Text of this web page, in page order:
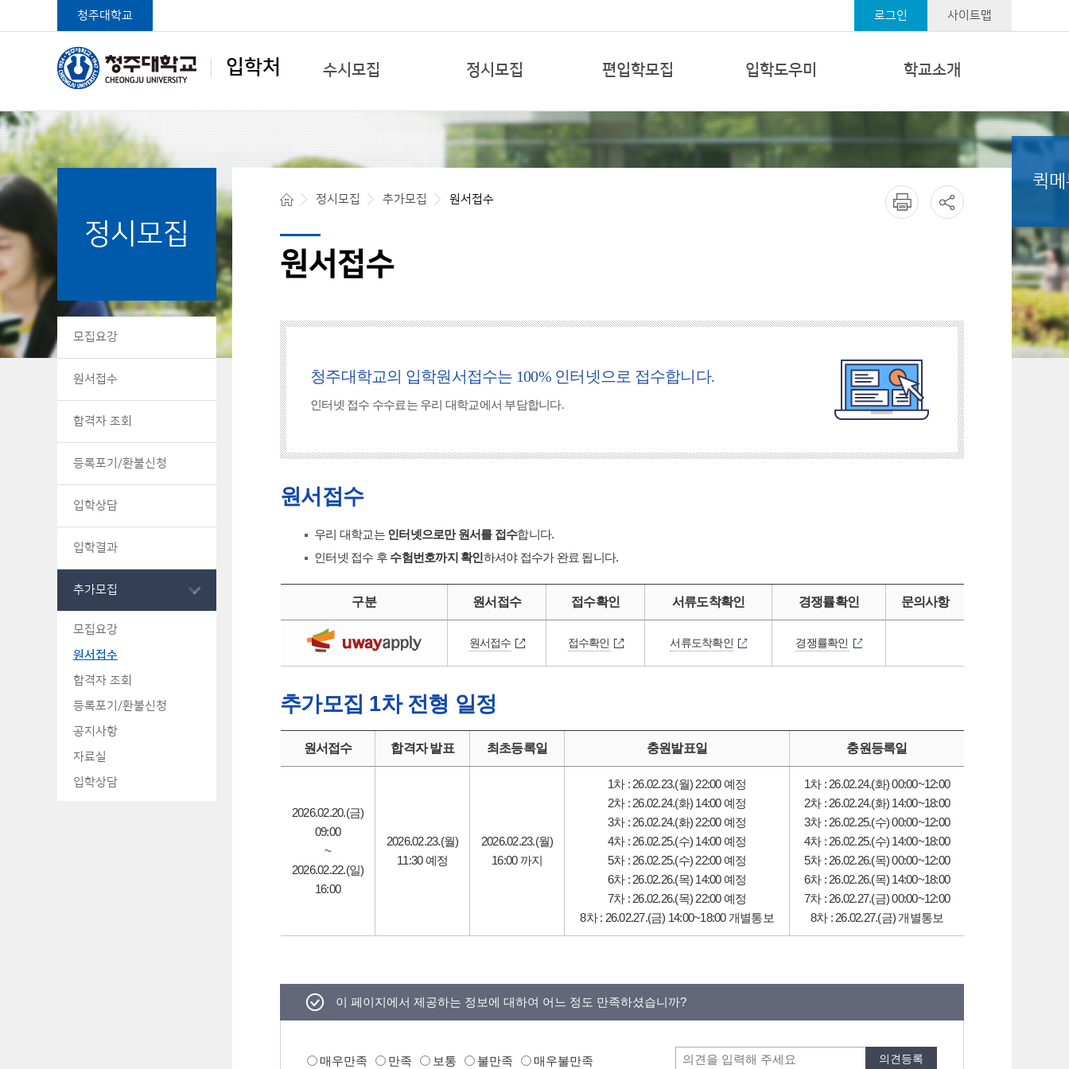
입학처
청주대학교 로그인 사이트맵
학생중심 글로벌대학
청주대학교 입학처
수시모집 정시모집 편입학모집 입학도우미 학교소개
정시모집
모집요강
원서접수
합격자 조회
등록포기/환불신청
입학상담
입학결과
추가모집
모집요강
원서접수
합격자 조회
등록포기/환불신청
공지사항
자료실
입학상담
정시모집 추가모집 원서접수
원서접수
청주대학교의 입학원서접수는 100% 인터넷으로 접수합니다.
인터넷 접수 수수료는 우리 대학교에서 부담합니다.
원서접수
우리 대학교는 인터넷으로만 원서를 접수합니다.
인터넷 접수 후 수험번호까지 확인하셔야 접수가 완료 됩니다.
구분 원서접수 접수확인 서류도착확인 경쟁률확인 문의사항
원서접수 접수확인 서류도착확인 경쟁률확인
추가모집 1차 전형 일정
원서접수 합격자 발표 최초등록일 충원발표일 충원등록일
2026.02.20.(금)
09:00
~
2026.02.22.(일)
16:00
2026.02.23.(월)
11:30 예정
2026.02.23.(월)
16:00 까지
1차 : 26.02.23.(월) 22:00 예정
2차 : 26.02.24.(화) 14:00 예정
3차 : 26.02.24.(화) 22:00 예정
4차 : 26.02.25.(수) 14:00 예정
5차 : 26.02.25.(수) 22:00 예정
6차 : 26.02.26.(목) 14:00 예정
7차 : 26.02.26.(목) 22:00 예정
8차 : 26.02.27.(금) 14:00~18:00 개별통보
1차 : 26.02.24.(화) 00:00~12:00
2차 : 26.02.24.(화) 14:00~18:00
3차 : 26.02.25.(수) 00:00~12:00
4차 : 26.02.25.(수) 14:00~18:00
5차 : 26.02.26.(목) 00:00~12:00
6차 : 26.02.26.(목) 14:00~18:00
7차 : 26.02.27.(금) 00:00~12:00
8차 : 26.02.27.(금) 개별통보
이 페이지에서 제공하는 정보에 대하여 어느 정도 만족하셨습니까?
매우만족 만족 보통 불만족 매우불만족
퀵